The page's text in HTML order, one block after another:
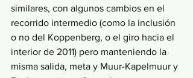
similares, con algunos cambios en el
recorrido intermedio (como la inclusión
o no del Koppenberg, o el giro hacia el
interior de 2011) pero manteniendo la
misma salida, meta y Muur-Kapelmuur y